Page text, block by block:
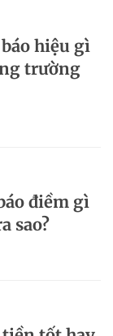
hiệu gì
trường
điềm gì
sao?